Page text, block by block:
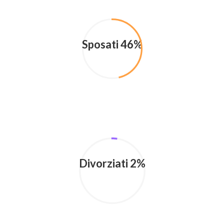
Sposati 46%
Divorziati 2%